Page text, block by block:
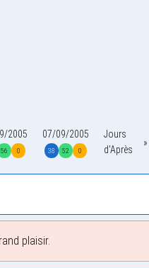
2005
56 0
07/09/2005
38 52 0
Jours
d'Après
plaisir.